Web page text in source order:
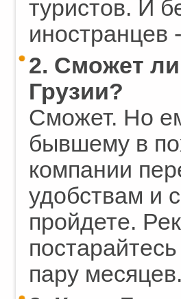
туристов. И
иностранцев
2. Сможет
Грузии?
Сможет. Но
бывшему в
компании
удобствам и
пройдете.
постарайтесь
пару месяцев.